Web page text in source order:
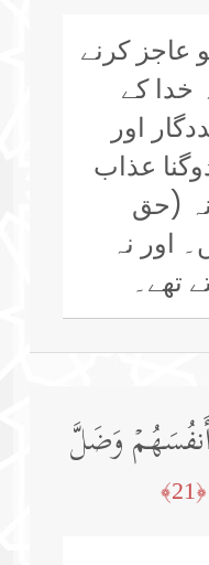
عاجز کرنے
خدا کے
اور
عذاب
نہ (حق
اور نہ
تھے۔
وَضَلَّ
﴿21﴾